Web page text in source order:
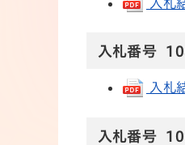
入札
入札番号
入札
入札番号